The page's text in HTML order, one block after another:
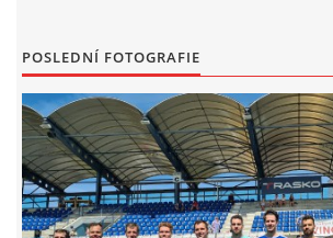
ARCHÍV
DOTACE
POSLEDNÍ FOTOGRAFIE